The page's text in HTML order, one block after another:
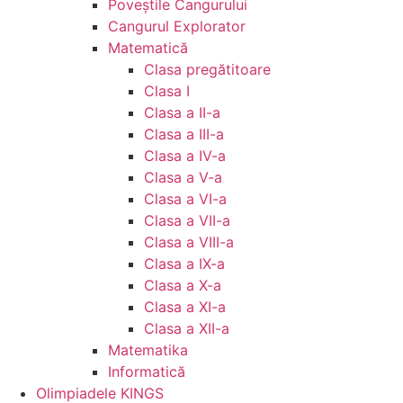
Poveștile Cangurului
Cangurul Explorator
Matematică
Clasa pregătitoare
Clasa I
Clasa a II-a
Clasa a III-a
Clasa a IV-a
Clasa a V-a
Clasa a VI-a
Clasa a VII-a
Clasa a VIII-a
Clasa a IX-a
Clasa a X-a
Clasa a XI-a
Clasa a XII-a
Matematika
Informatică
Olimpiadele KINGS